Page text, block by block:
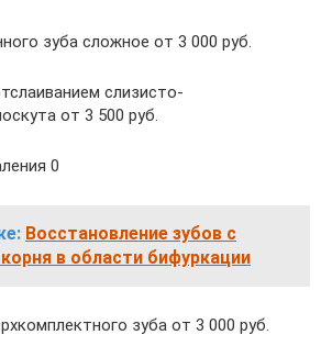
зуба сложное от 3 000 руб.
cлизисто-
от 3 500 руб.
0
Восстановление зубов с
в области бифуркации
зуба от 3 000 руб.